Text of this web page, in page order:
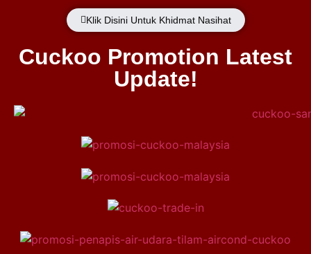
Klik Disini Untuk Khidmat Nasihat
Cuckoo Promotion Latest
Update!